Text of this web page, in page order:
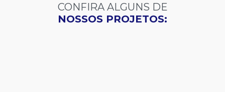
CONFIRA ALGUNS DE
NOSSOS PROJETOS: